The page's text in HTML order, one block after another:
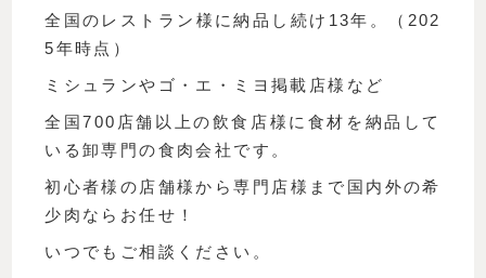
全国のレストラン様に納品し続け13年。（202
5年時点）
ミシュランやゴ・エ・ミヨ掲載店様など
全国700店舗以上の飲食店様に食材を納品して
いる卸専門の食肉会社です。
初心者様の店舗様から専門店様まで国内外の希
少肉ならお任せ！
いつでもご相談ください。